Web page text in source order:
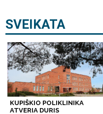
SVEIKATA
KUPIŠKIO POLIKLINIKA
ATVERIA DURIS